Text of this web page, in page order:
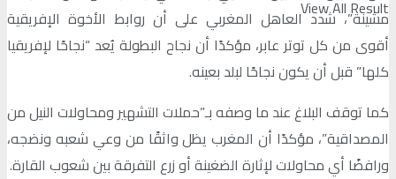
View All Result
مشينة”، شدد العاهل المغربي على أن روابط الأخوة الإفريقية
أقوى من كل توتر عابر، مؤكدًا أن نجاح البطولة يُعد “نجاحًا لإفريقيا
كلها” قبل أن يكون نجاحًا لبلد بعينه.
كما توقف البلاغ عند ما وصفه بـ”حملات التشهير ومحاولات النيل من
المصداقية”، مؤكدًا أن المغرب يظل واثقًا من وعي شعبه ونضجه،
ورافضًا أي محاولات لإثارة الضغينة أو زرع التفرقة بين شعوب القارة.